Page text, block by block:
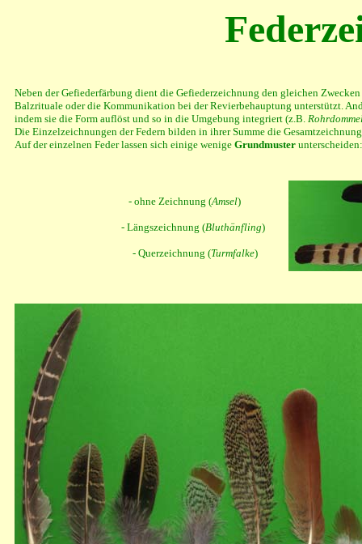
Neben der Gefiederfärbung dient die Gefiederzeichnung den gleichen
Balzrituale oder die Kommunikation bei der Revierbehauptung unterstützt.
indem sie die Form auflöst und so in die Umgebung integriert (z.B.
Die Einzelzeichnungen der Federn bilden in ihrer Summe die
Auf der einzelnen Feder lassen sich einige wenige Grundmuster unterscheiden:
- ohne Zeichnung (Amsel)
- Längszeichnung (Bluthänfling)
- Querzeichnung (Turmfalke)